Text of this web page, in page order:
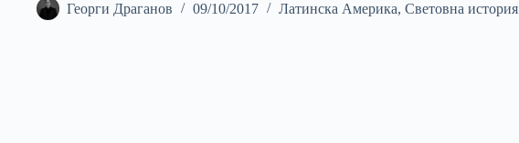
Георги Драганов 09/10/2017 Латинска Америка, Световна история